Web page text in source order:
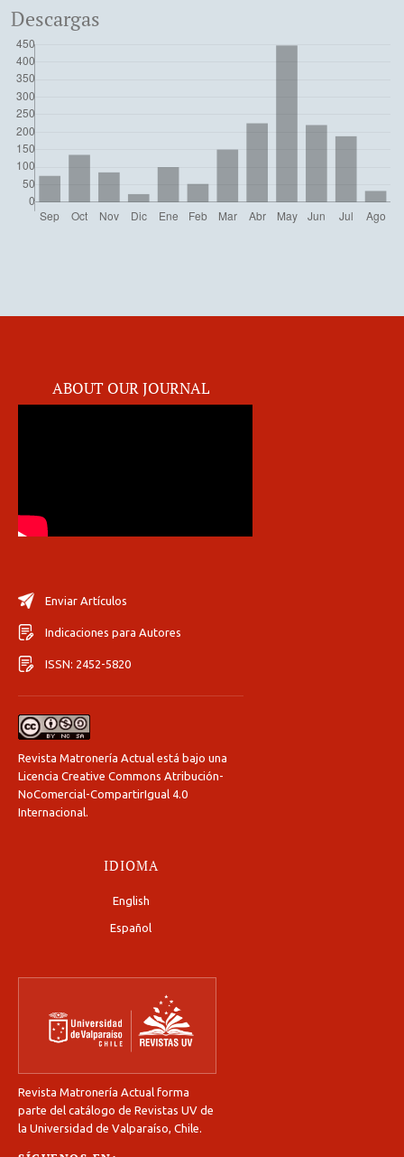
Descargas
ABOUT OUR JOURNAL
Enviar Artículos
Indicaciones para Autores
ISSN: 2452-5820
Revista Matronería Actual está bajo una
Licencia Creative Commons Atribución-
NoComercial-CompartirIgual 4.0
Internacional.
IDIOMA
English
Español
Revista Matronería Actual forma
parte del catálogo de Revistas UV de
la Universidad de Valparaíso, Chile.